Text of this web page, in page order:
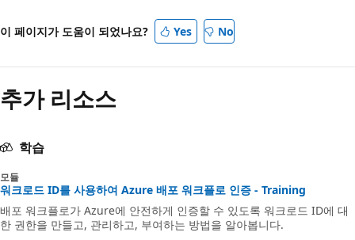
이 페이지가 도움이 되었나요? Yes No
추가 리소스
학습
모듈
워크로드 ID를 사용하여 Azure 배포 워크플로 인증 - Training
배포 워크플로가 Azure에 안전하게 인증할 수 있도록 워크로드 ID에 대
한 권한을 만들고, 관리하고, 부여하는 방법을 알아봅니다.